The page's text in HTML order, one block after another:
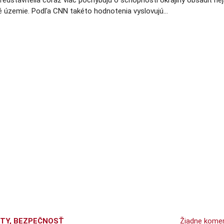
územie. Podľa CNN takéto hodnotenia vyslovujú…
, BEZPEČNOSŤ Žiadne